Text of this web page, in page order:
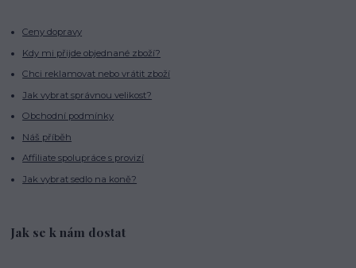
Ceny dopravy
Kdy mi přijde objednané zboží?
Chci reklamovat nebo vrátit zboží
Jak vybrat správnou velikost?
Obchodní podmínky
Náš příběh
Affiliate spolupráce s provizí
Jak vybrat sedlo na koně?
Jak se k nám dostat